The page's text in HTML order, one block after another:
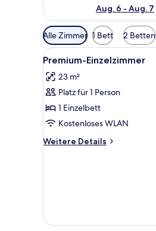
Aug. 6 - Aug. 7
Verfügbare
Filter
für
Zimmer
Alle Zimmer 1 Bett 2 Betten
Alle
Fotos
für
Premium-
Einzelzimmer
anzeigen
4
Premium-Einzelzimmer
23 m²
Platz für 1 Person
1 Einzelbett
Kostenloses WLAN
Weitere Details
Weitere